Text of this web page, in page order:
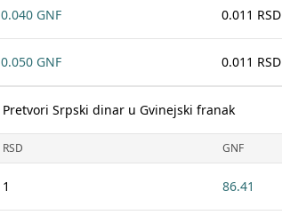
0.040 GNF 0.011 RSD
0.050 GNF 0.011 RSD
Pretvori Srpski dinar u Gvinejski franak
RSD GNF
1 86.41